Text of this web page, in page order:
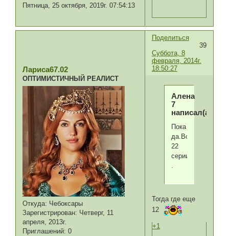
Пятница, 25 октября, 2019г. 07:54:13
Поделиться
39
Суббота, 8
февраля, 2014г.
18:50:27
Лариса67.02
ОПТИМИСТИЧНЫЙ РЕАЛИСТ
Откуда: Чебоксары
Зарегистрирован: Четверг, 11
апреля, 2013г.
Приглашений: 0
Алена
7
написал(а):
Пока
да.Всего
22
серии
Тогда где еще
12
+1